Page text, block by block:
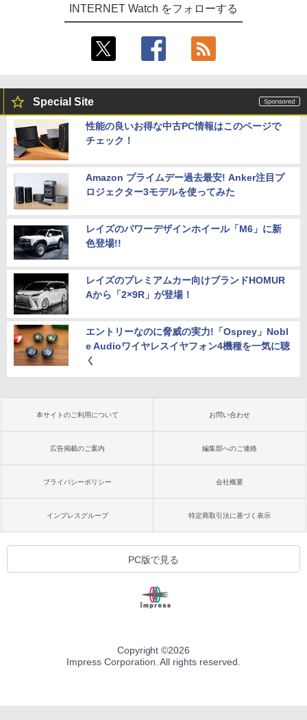
INTERNET Watch をフォローする
Special Site
性能の良いお得な中古PC情報はこのページで
チェック！
Amazon プライムデー過去最安! Anker注目プ
ロジェクター3モデルを使ってみた
レイズのパワーデザインホイール「M6」に新
色登場!!
レイズのプレミアムカー向けブランドHOMUR
Aから「2×9R」が登場！
エントリーなのに脅威の実力!「Osprey」Nobl
e Audioワイヤレスイヤフォン4機種を一気に聴
く
本サイトのご利用について お問い合わせ
広告掲載のご案内 編集部へのご連絡
プライバシーポリシー 会社概要
インプレスグループ 特定商取引法に基づく表示
PC版で見る
Copyright ©2026
Impress Corporation. All rights reserved.